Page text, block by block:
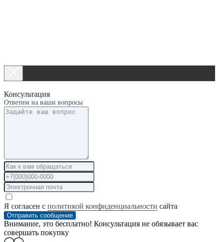
Консультация
Ответим на ваши вопросы
Я согласен с политикой конфиденциальности сайта
Отправить сообщение
Внимание, это бесплатно! Консультация не обязывает вас
совершать покупку